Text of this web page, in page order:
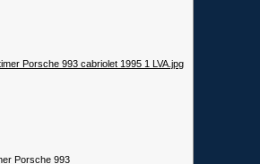
Porsche 993